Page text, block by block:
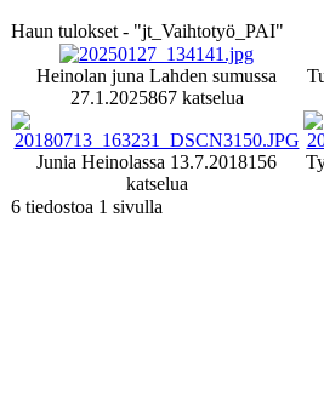
Haun tulokset - "jt_Vaihtotyö_PAI"
Heinolan juna Lahden sumussa
27.1.2025867 katselua
Junia Heinolassa 13.7.2018156
katselua
6 tiedostoa 1 sivulla